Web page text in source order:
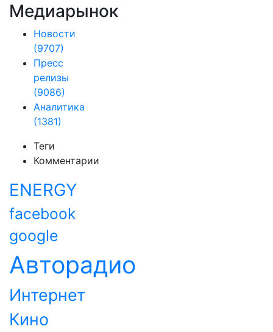
Медиарынок
Новости
(9707)
Пресс
релизы
(9086)
Аналитика
(1381)
Теги
Комментарии
ENERGY
facebook
google
Авторадио
Интернет
Кино